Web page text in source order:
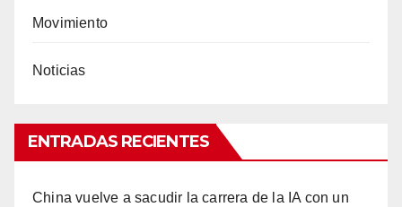
Movimiento
Noticias
ENTRADAS RECIENTES
China vuelve a sacudir la carrera de la IA con un